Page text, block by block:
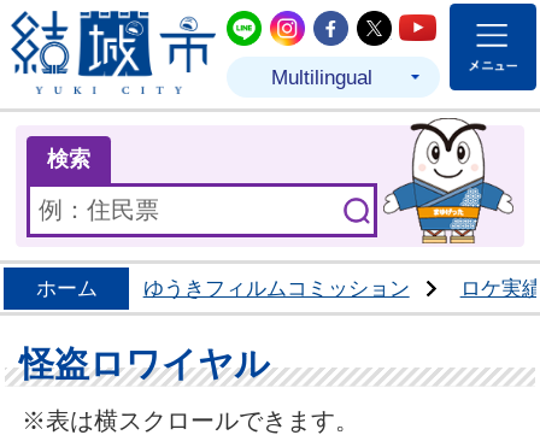
結城市公式LINE
結城市公式Instagram
結城市公式
結城市公式
結城市
Multilingual
検索
ホーム ゆうきフィルムコミッション ロケ実
怪盗ロワイヤル
※表は横スクロールできます。